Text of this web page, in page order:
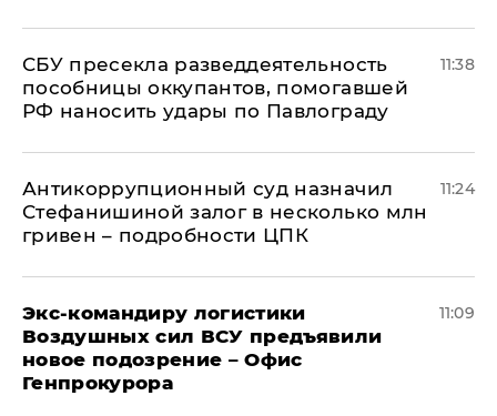
СБУ пресекла разведдеятельность
пособницы оккупантов, помогавшей
РФ наносить удары по Павлограду
11:38
Антикоррупционный суд назначил
Стефанишиной залог в несколько млн
гривен – подробности ЦПК
11:24
Экс-командиру логистики
Воздушных сил ВСУ предъявили
новое подозрение – Офис
Генпрокурора
11:09